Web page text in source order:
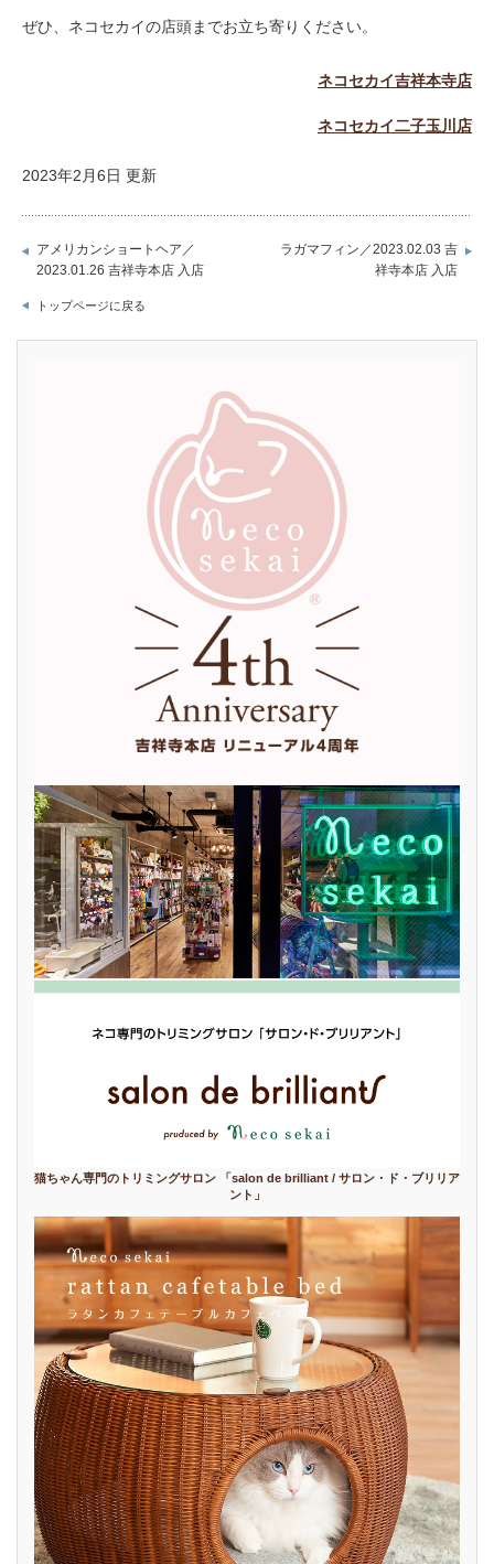
ぜひ、ネコセカイの店頭までお立ち寄りください。
ネコセカイ吉祥本寺店
ネコセカイ二子玉川店
2023年2月6日 更新
アメリカンショートヘア／
2023.01.26 吉祥寺本店 入店
ラガマフィン／2023.02.03 吉
祥寺本店 入店
トップページに戻る
猫ちゃん専門のトリミングサロン 「salon de brilliant / サロン・ド・ブリリア
ント」